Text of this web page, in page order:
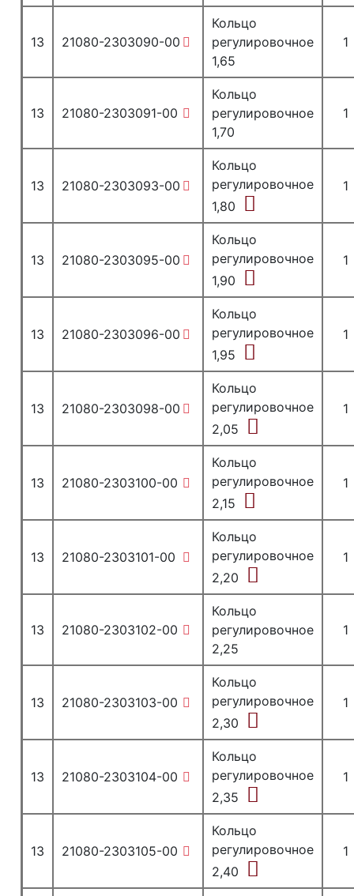
13 21080-2303090-00
Кольцо
регулировочное
1,65
1
13 21080-2303091-00
Кольцо
регулировочное
1,70
1
13 21080-2303093-00
Кольцо
регулировочное
1,80
1
13 21080-2303095-00
Кольцо
регулировочное
1,90
1
13 21080-2303096-00
Кольцо
регулировочное
1,95
1
13 21080-2303098-00
Кольцо
регулировочное
2,05
1
13 21080-2303100-00
Кольцо
регулировочное
2,15
1
13 21080-2303101-00
Кольцо
регулировочное
2,20
1
13 21080-2303102-00
Кольцо
регулировочное
2,25
1
13 21080-2303103-00
Кольцо
регулировочное
2,30
1
13 21080-2303104-00
Кольцо
регулировочное
2,35
1
13 21080-2303105-00
Кольцо
регулировочное
2,40
1